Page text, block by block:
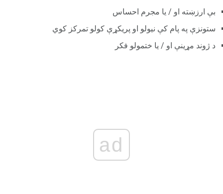
بې ارزښته او / یا مجرم احساس
ستونزې په پام کې نیولو او پریکړې کولو تمرکز کوي
د ژوند مړینې او / یا ختمولو فکر
ad